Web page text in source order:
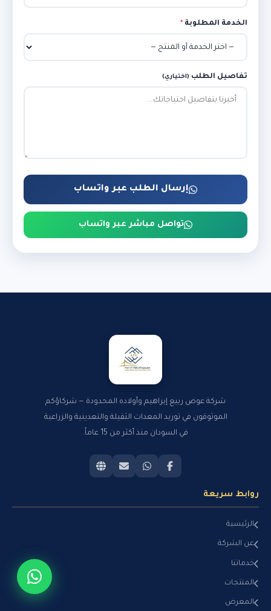
الخدمة المطلوبة *
تفاصيل الطلب (اختياري)
إرسال الطلب عبر واتساب
تواصل مباشر عبر واتساب
شركة عوض ربيع إبراهيم وأولاده المحدودة — شركاؤكم
الموثوقون في توريد المعدات الثقيلة والتعدينية والزراعية
في السودان منذ أكثر من 15 عاماً.
روابط سريعة
الرئيسية
عن الشركة
خدماتنا
المنتجات
المعرض